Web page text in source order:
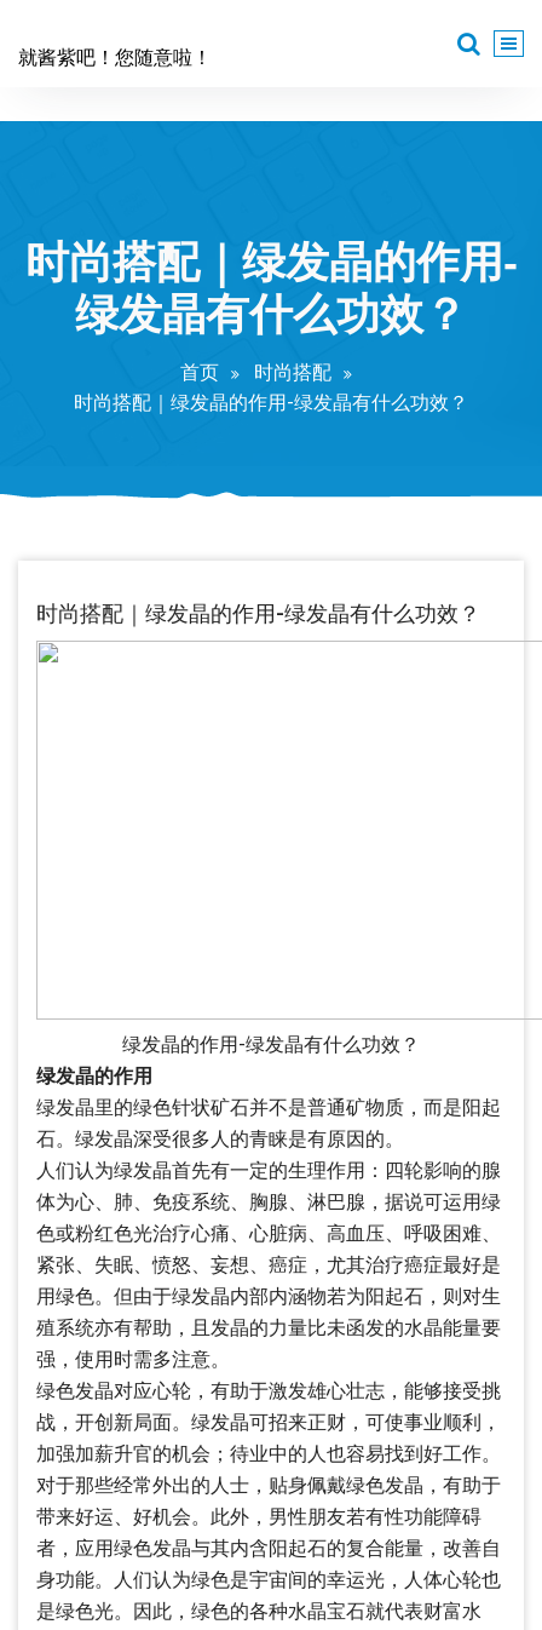
就酱紫吧！您随意啦！
时尚搭配｜绿发晶的作用-
绿发晶有什么功效？
首页
时尚搭配
时尚搭配｜绿发晶的作用-绿发晶有什么功效？
时尚搭配｜绿发晶的作用-绿发晶有什么功效？
绿发晶的作用-绿发晶有什么功效？
绿发晶的作用
绿发晶里的绿色针状矿石并不是普通矿物质，而是阳起
石。绿发晶深受很多人的青睐是有原因的。
人们认为绿发晶首先有一定的生理作用：四轮影响的腺
体为心、肺、免疫系统、胸腺、淋巴腺，据说可运用绿
色或粉红色光治疗心痛、心脏病、高血压、呼吸困难、
紧张、失眠、愤怒、妄想、癌症，尤其治疗癌症最好是
用绿色。但由于绿发晶内部内涵物若为阳起石，则对生
殖系统亦有帮助，且发晶的力量比未函发的水晶能量要
强，使用时需多注意。
绿色发晶对应心轮，有助于激发雄心壮志，能够接受挑
战，开创新局面。绿发晶可招来正财，可使事业顺利，
加强加薪升官的机会；待业中的人也容易找到好工作。
对于那些经常外出的人士，贴身佩戴绿色发晶，有助于
带来好运、好机会。此外，男性朋友若有性功能障碍
者，应用绿色发晶与其内含阳起石的复合能量，改善自
身功能。人们认为绿色是宇宙间的幸运光，人体心轮也
是绿色光。因此，绿色的各种水晶宝石就代表财富水